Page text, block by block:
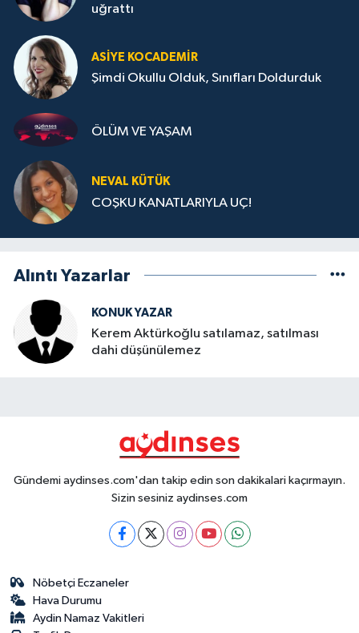
uğrattı
ASIYE KOCADEMİR
Şimdi Okullu Olduk, Sınıfları Doldurduk
ÖLÜM VE YAŞAM
NEVAL KÜTÜK
COŞKU KANATLARIYLA UÇ!
Alıntı Yazarlar
KONUK YAZAR
Kerem Aktürkoğlu satılamaz, satılması
dahi düşünülemez
Gündemi aydinses.com'dan takip edin son dakikalari kaçırmayın.
Sizin sesiniz aydinses.com
Nöbetçi Eczaneler
Hava Durumu
Aydin Namaz Vakitleri